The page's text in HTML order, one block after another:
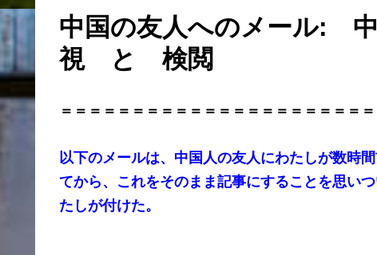
中国の友人へのメール:
視 と 検閲
＝＝＝＝＝＝＝＝＝＝＝＝＝＝＝＝＝＝＝＝＝
以下のメールは、中国人の友人にわたしが数時
てから、これをそのまま記事にすることを思い
たしが付けた。